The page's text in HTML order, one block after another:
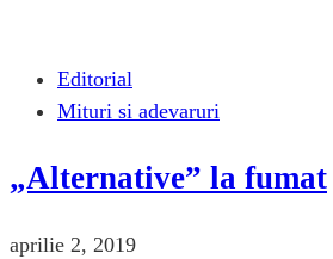
Editorial
Mituri si adevaruri
„Alternative” la fumat
aprilie 2, 2019